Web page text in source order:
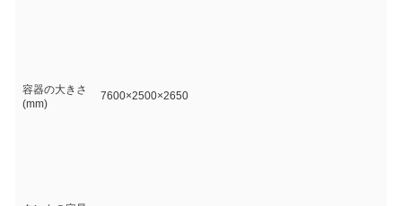
容器の大きさ
(mm)
7600×2500×2650